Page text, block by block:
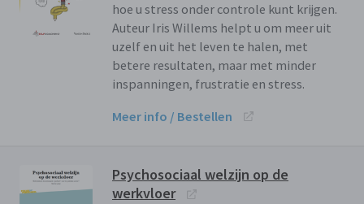
hoe u stress onder controle kunt krijgen.
Auteur Iris Willems helpt u om meer uit
uzelf en uit het leven te halen, met
betere resultaten, maar met minder
inspanningen, frustratie en stress.
Meer info / Bestellen
Psychosociaal welzijn op de
werkvloer